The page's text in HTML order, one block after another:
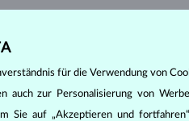
Rundschliff, der
.
Tropfen, Oval oder Princess (ein
bestimmen seine Reinheit:
für die Verwendung von
zur Personalisierung von
Sie auf „Akzeptieren und